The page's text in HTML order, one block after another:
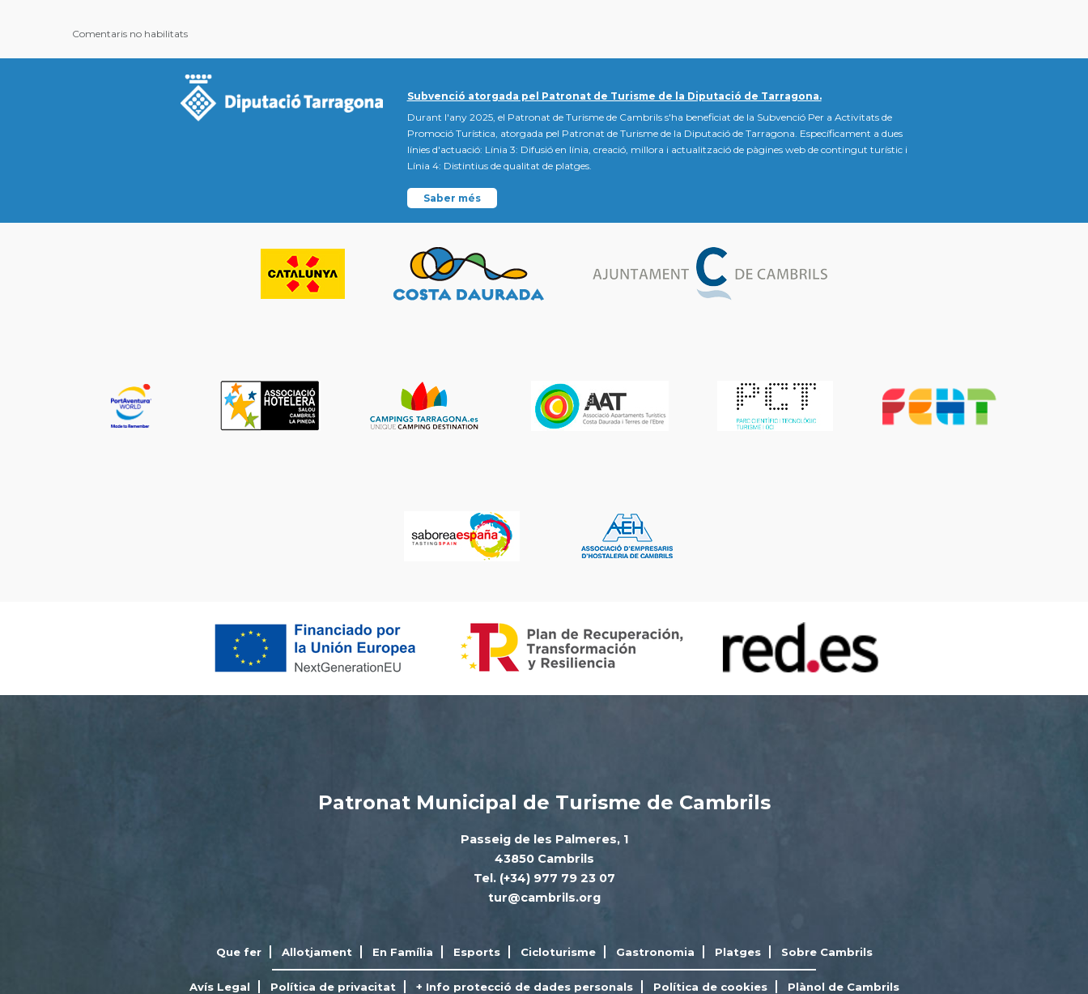
Comentaris no habilitats
Subvenció atorgada pel Patronat de Turisme de la Diputació de Tarragona.
Durant l'any 2025, el Patronat de Turisme de Cambrils s'ha beneficiat de la Subvenció Per a Activitats de
Promoció Turística, atorgada pel Patronat de Turisme de la Diputació de Tarragona. Específicament a dues
línies d'actuació: Línia 3: Difusió en línia, creació, millora i actualització de pàgines web de contingut turístic i
Línia 4: Distintius de qualitat de platges.
Saber més
Patronat Municipal de Turisme de Cambrils
Passeig de les Palmeres, 1
43850 Cambrils
Tel. (+34) 977 79 23 07
tur@cambrils.org
Que fer Allotjament En Família Esports Cicloturisme Gastronomia Platges Sobre Cambrils
Avís Legal Política de privacitat + Info protecció de dades personals Política de cookies Plànol de Cambrils